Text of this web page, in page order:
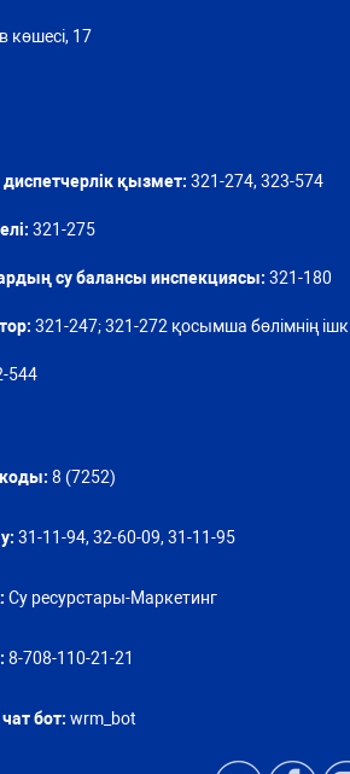
көшесі, 17
қызмет: 321-274, 323-574
321-275
су балансы инспекциясы: 321-180
321-247; 321-272 қосымша бөлімнің ішкі
544
8 (7252)
31-11-94, 32-60-09, 31-11-95
Су ресурстары-Маркетинг
8-708-110-21-21
бот: wrm_bot